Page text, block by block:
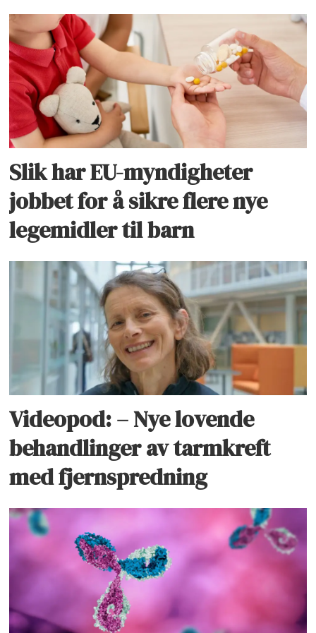
Slik har EU-myndigheter
jobbet for å sikre flere nye
legemidler til barn
Videopod: – Nye lovende
behandlinger av tarmkreft
med fjernspredning